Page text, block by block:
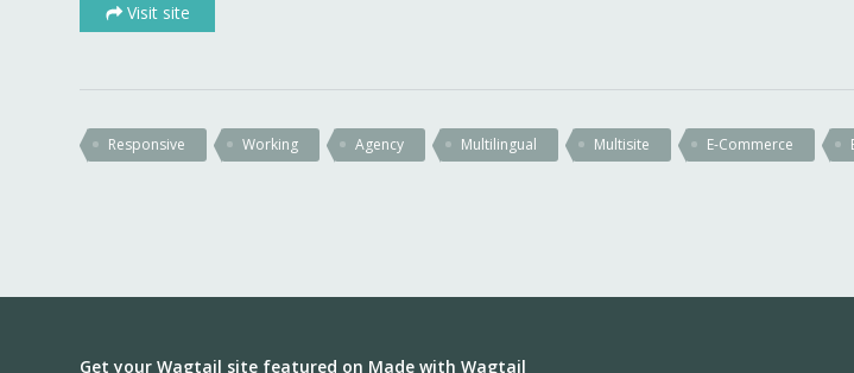
Visit site
Responsive Working Agency Multilingual Multisite E-Commerce
Get your Wagtail site featured on Made with Wagtail